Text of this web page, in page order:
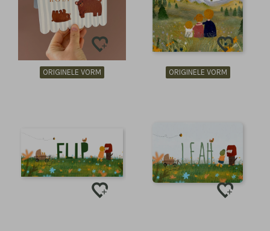
ORIGINELE VORM ORIGINELE VORM